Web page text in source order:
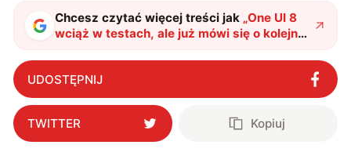
Chcesz czytać więcej treści jak „One UI 8
wciąż w testach, ale już mówi się o kolejnej
dużej aktualizacji"?
UDOSTĘPNIJ
TWITTER Kopiuj